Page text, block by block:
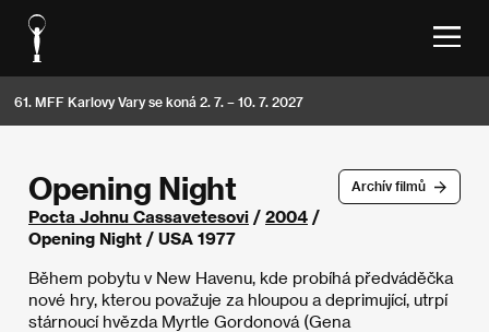
61. MFF Karlovy Vary se koná 2. 7. – 10. 7. 2027
Archív filmů
Opening Night
Pocta Johnu Cassavetesovi / 2004 /
Opening Night / USA 1977
Během pobytu v New Havenu, kde probíhá předváděčka
nové hry, kterou považuje za hloupou a deprimující, utrpí
stárnoucí hvězda Myrtle Gordonová (Gena